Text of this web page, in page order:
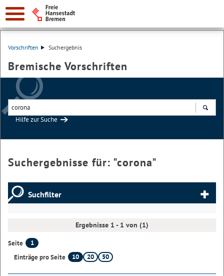
Vorschriften Suchergebnis
Bremische Vorschriften
Hilfe zur Suche
Suchergebnisse für: "corona"
Suchfilter
Ergebnisse 1 - 1 von (1)
Seite
1
Einträge pro Seite
10 20 50